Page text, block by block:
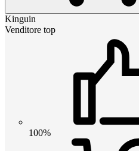
Kinguin
Venditore top
100%